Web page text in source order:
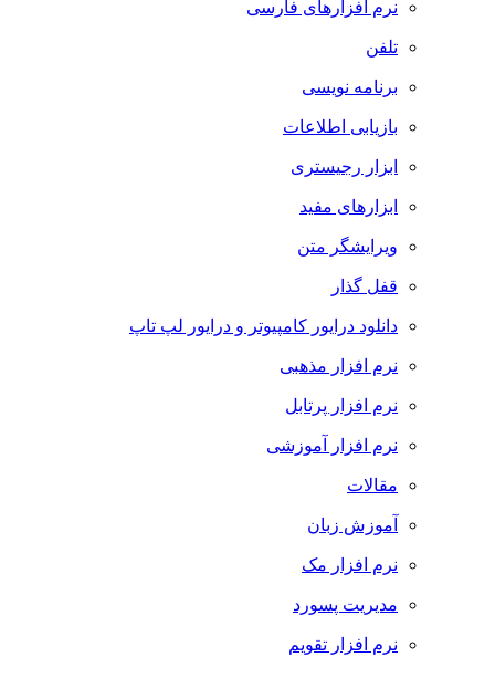
نرم افزارهای فارسی
تلفن
برنامه نویسی
بازیابی اطلاعات
ابزار رجیستری
ابزارهای مفید
ویرایشگر متن
قفل گذار
دانلود درایور کامپیوتر و درایور لپ تاپ
نرم افزار مذهبی
نرم افزار پرتابل
نرم افزار آموزشی
مقالات
آموزش زبان
نرم افزار مک
مدیریت پسورد
نرم افزار تقویم